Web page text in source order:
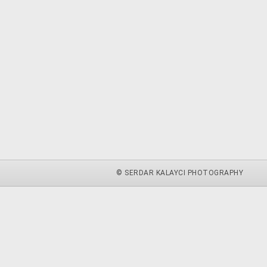
© SERDAR KALAYCI PHOTOGRAPHY